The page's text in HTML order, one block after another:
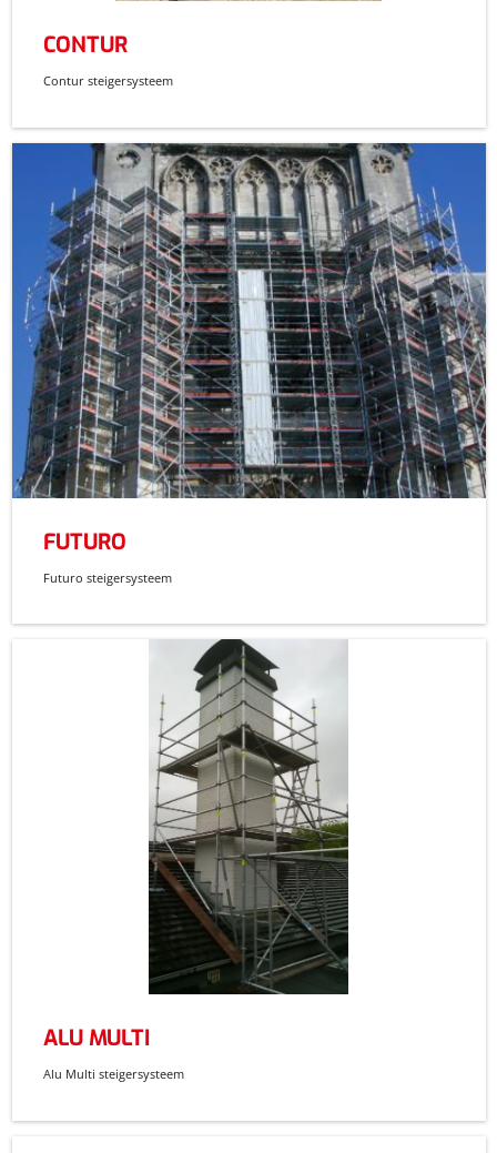
CONTUR
Contur steigersysteem
FUTURO
Futuro steigersysteem
ALU MULTI
Alu Multi steigersysteem